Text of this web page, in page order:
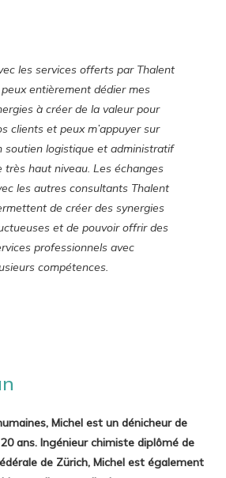
les services offerts par Thalent
entièrement dédier mes
à créer de la valeur pour
clients et peux m’appuyer sur
soutien logistique et administratif
très haut niveau. Les échanges
les autres consultants Thalent
de créer des synergies
et de pouvoir offrir des
professionnels avec
compétences.
Michel est un dénicheur de
ans. Ingénieur chimiste diplômé de
de Zürich, Michel est également